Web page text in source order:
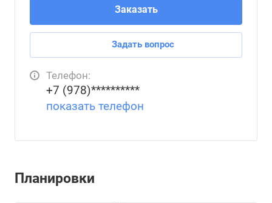
Заказать
Задать вопрос
Телефон:
+7 (978)**********
показать телефон
Планировки